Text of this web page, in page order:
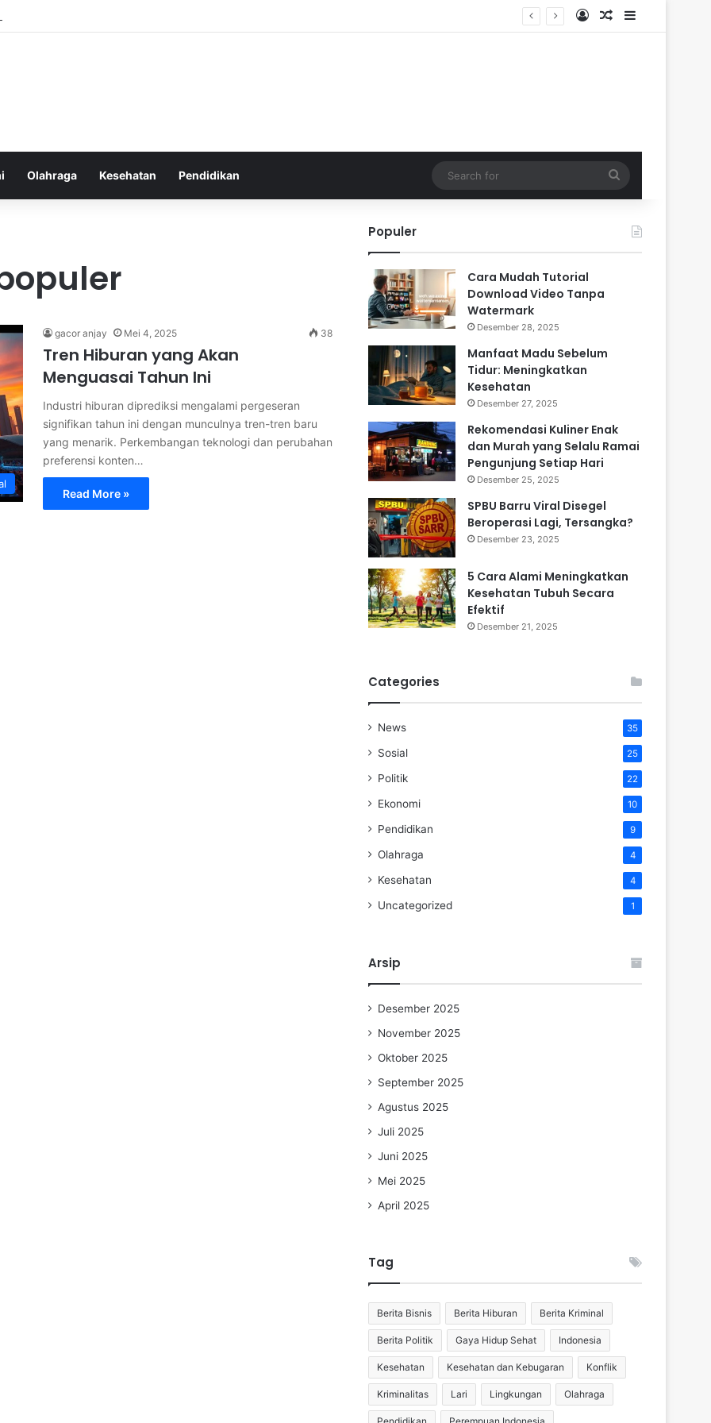
Log InRandom Article
Sidebar
Olahraga Kesehatan Pendidikan
for
gacor anjay Mei 4, 2025 38
Tren Hiburan yang Akan
Menguasai Tahun Ini
Industri hiburan diprediksi mengalami pergeseran
signifikan tahun ini dengan munculnya tren-tren baru
yang menarik. Perkembangan teknologi dan perubahan
preferensi konten…
Read More »
Populer
Cara Mudah Tutorial
Download Video Tanpa
Watermark
Desember 28, 2025
Manfaat Madu Sebelum
Tidur: Meningkatkan
Kesehatan
Desember 27, 2025
Rekomendasi Kuliner Enak
dan Murah yang Selalu Ramai
Pengunjung Setiap Hari
Desember 25, 2025
SPBU Barru Viral Disegel
Beroperasi Lagi, Tersangka?
Desember 23, 2025
5 Cara Alami Meningkatkan
Kesehatan Tubuh Secara
Efektif
Desember 21, 2025
Categories
News 35
Sosial 25
Politik 22
Ekonomi 10
Pendidikan 9
Olahraga 4
Kesehatan 4
Uncategorized 1
Arsip
Desember 2025
November 2025
Oktober 2025
September 2025
Agustus 2025
Juli 2025
Juni 2025
Mei 2025
April 2025
Tag
Berita Bisnis Berita Hiburan Berita Kriminal
Berita Politik Gaya Hidup Sehat Indonesia
Kesehatan Kesehatan dan Kebugaran Konflik
Kriminalitas Lari Lingkungan Olahraga